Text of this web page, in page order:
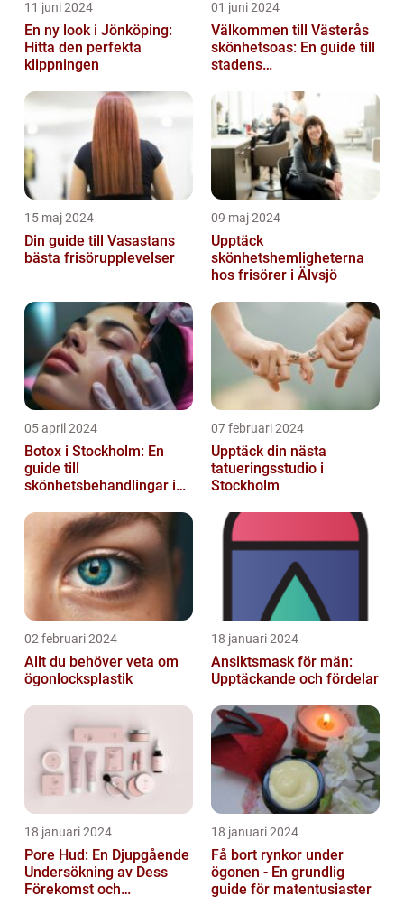
11 juni 2024
En ny look i Jönköping:
Hitta den perfekta
klippningen
01 juni 2024
Välkommen till Västerås
skönhetsoas: En guide till
stadens
15 maj 2024
Din guide till Vasastans
bästa frisörupplevelser
09 maj 2024
Upptäck
skönhetshemligheterna
hos frisörer i Älvsjö
05 april 2024
Botox i Stockholm: En
guide till
skönhetsbehandlingar i
07 februari 2024
Upptäck din nästa
tatueringsstudio i
Stockholm
02 februari 2024
Allt du behöver veta om
ögonlocksplastik
18 januari 2024
Ansiktsmask för män:
Upptäckande och fördelar
18 januari 2024
Pore Hud: En Djupgående
Undersökning av Dess
Förekomst och
18 januari 2024
Få bort rynkor under
ögonen - En grundlig
guide för matentusiaster